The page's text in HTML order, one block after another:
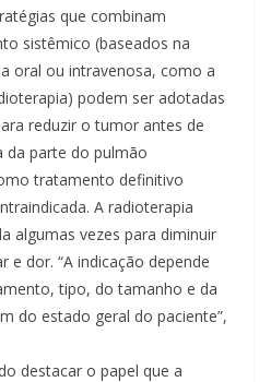
que combinam
sistêmico (baseados na
oral ou intravenosa, como a
podem ser adotadas
reduzir o tumor antes de
da parte do pulmão
tratamento definitivo
A radioterapia
algumas vezes para diminuir
dor. “A indicação depende
tipo, do tamanho e da
do estado geral do paciente”,
destacar o papel que a